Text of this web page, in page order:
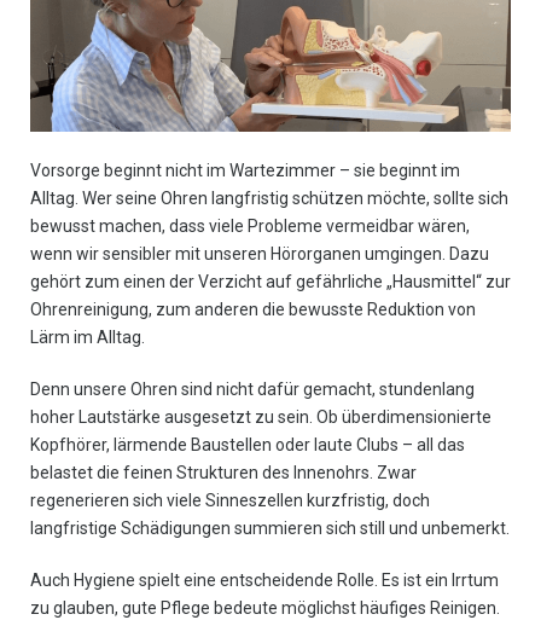
Vorsorge beginnt nicht im Wartezimmer – sie beginnt im
Alltag. Wer seine Ohren langfristig schützen möchte, sollte sich
bewusst machen, dass viele Probleme vermeidbar wären,
wenn wir sensibler mit unseren Hörorganen umgingen. Dazu
gehört zum einen der Verzicht auf gefährliche „Hausmittel“ zur
Ohrenreinigung, zum anderen die bewusste Reduktion von
Lärm im Alltag.
Denn unsere Ohren sind nicht dafür gemacht, stundenlang
hoher Lautstärke ausgesetzt zu sein. Ob überdimensionierte
Kopfhörer, lärmende Baustellen oder laute Clubs – all das
belastet die feinen Strukturen des Innenohrs. Zwar
regenerieren sich viele Sinneszellen kurzfristig, doch
langfristige Schädigungen summieren sich still und unbemerkt.
Auch Hygiene spielt eine entscheidende Rolle. Es ist ein Irrtum
zu glauben, gute Pflege bedeute möglichst häufiges Reinigen.